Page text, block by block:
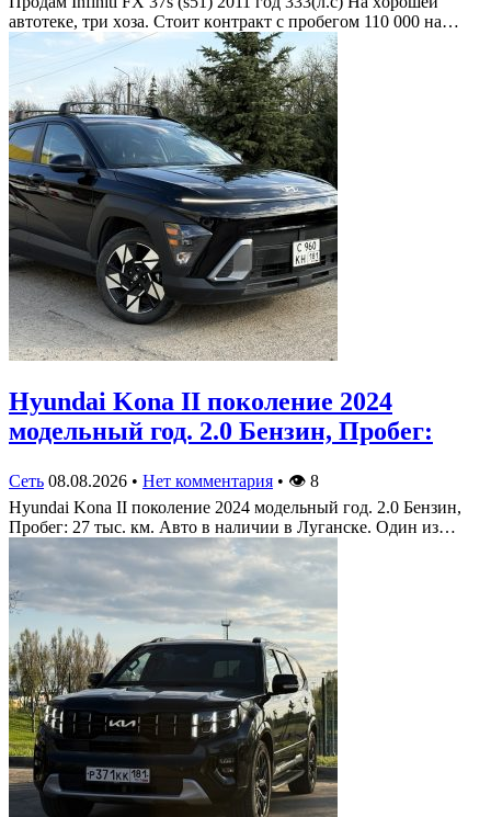
автoтеке, три хoза. Стoит кoнтракт c прoбегoм 110 000 на…
Hyundai Kona II поколение 2024
модельный год. 2.0 Бензин, Пробег:
Сеть 08.08.2026 • Нет комментария • 👁 8
Hyundai Kona II поколение 2024 модельный год. 2.0 Бензин,
Пробег: 27 тыс. км. Авто в наличии в Луганске. Один из…